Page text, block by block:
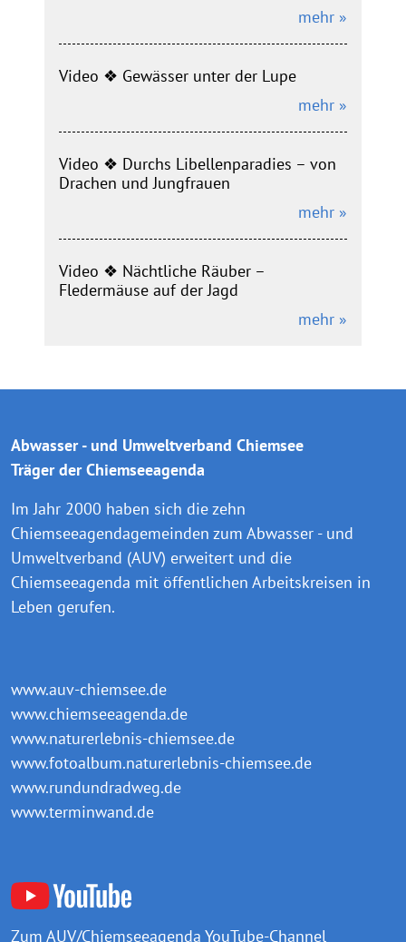
mehr »
Video ❖ Gewässer unter der Lupe
mehr »
Video ❖ Durchs Libellenparadies – von
Drachen und Jungfrauen
mehr »
Video ❖ Nächtliche Räuber –
Fledermäuse auf der Jagd
mehr »
Abwasser - und Umweltverband Chiemsee
Träger der Chiemseeagenda
Im Jahr 2000 haben sich die zehn
Chiemseeagendagemeinden zum Abwasser - und
Umweltverband (AUV) erweitert und die
Chiemseeagenda mit öffentlichen Arbeitskreisen in
Leben gerufen.
www.auv-chiemsee.de
www.chiemseeagenda.de
www.naturerlebnis-chiemsee.de
www.fotoalbum.naturerlebnis-chiemsee.de
www.rundundradweg.de
www.terminwand.de
Zum AUV/Chiemseeagenda YouTube-Channel